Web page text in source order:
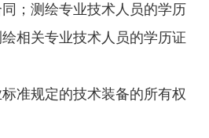
；测绘专业技术人员的学历
相关专业技术人员的学历证
规定的技术装备的所有权